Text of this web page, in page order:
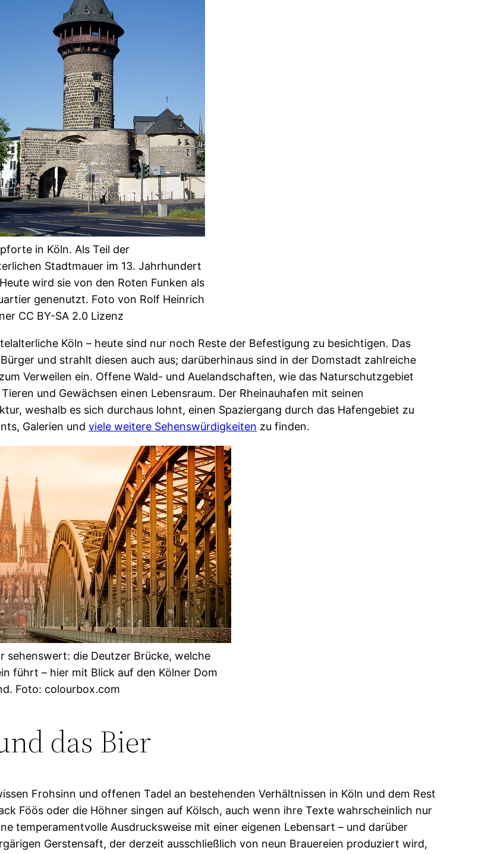
in Köln. Als Teil der
Stadtmauer im 13. Jahrhundert
wird sie von den Roten Funken als
genenutzt. Foto von Rolf Heinrich
CC BY-SA 2.0 Lizenz
Köln – heute sind nur noch Reste der Befestigung zu besichtigen. Das
und strahlt diesen auch aus; darüberhinaus sind in der Domstadt zahlreiche
Verweilen ein. Offene Wald- und Auelandschaften, wie das Naturschutzgebiet
und Gewächsen einen Lebensraum. Der Rheinauhafen mit seinen
weshalb es sich durchaus lohnt, einen Spaziergang durch das Hafengebiet zu
Galerien undviele weitere Sehenswürdigkeiten zu finden.
sehenswert: die Deutzer Brücke, welche
führt – hier mit Blick auf den Kölner Dom
Foto: colourbox.com
das Bier
Frohsinn und offenen Tadel an bestehenden Verhältnissen in Köln und dem Rest
Föös oder die Höhner singen auf Kölsch, auch wenn ihre Texte wahrscheinlich nur
temperamentvolle Ausdrucksweise mit einer eigenen Lebensart – und darüber
Gerstensaft, der derzeit ausschließlich von neun Brauereien produziert wird,